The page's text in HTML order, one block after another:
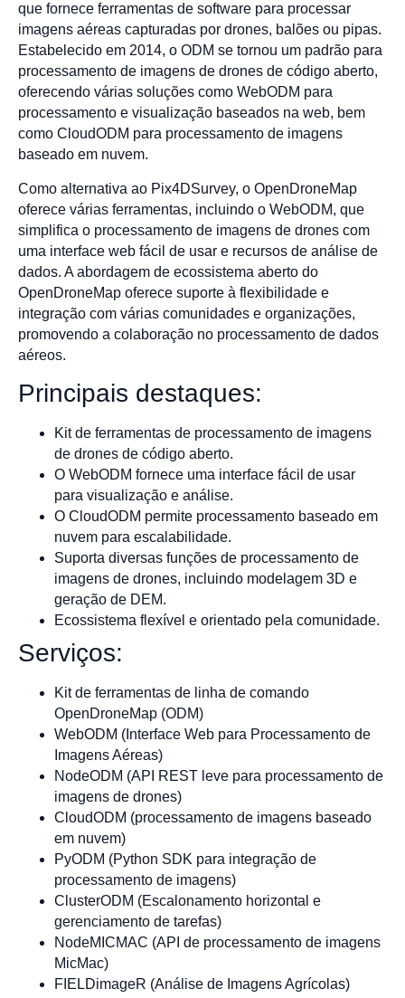
que fornece ferramentas de software para processar
imagens aéreas capturadas por drones, balões ou pipas.
Estabelecido em 2014, o ODM se tornou um padrão para
processamento de imagens de drones de código aberto,
oferecendo várias soluções como WebODM para
processamento e visualização baseados na web, bem
como CloudODM para processamento de imagens
baseado em nuvem.
Como alternativa ao Pix4DSurvey, o OpenDroneMap
oferece várias ferramentas, incluindo o WebODM, que
simplifica o processamento de imagens de drones com
uma interface web fácil de usar e recursos de análise de
dados. A abordagem de ecossistema aberto do
OpenDroneMap oferece suporte à flexibilidade e
integração com várias comunidades e organizações,
promovendo a colaboração no processamento de dados
aéreos.
Principais destaques:
Kit de ferramentas de processamento de imagens
de drones de código aberto.
O WebODM fornece uma interface fácil de usar
para visualização e análise.
O CloudODM permite processamento baseado em
nuvem para escalabilidade.
Suporta diversas funções de processamento de
imagens de drones, incluindo modelagem 3D e
geração de DEM.
Ecossistema flexível e orientado pela comunidade.
Serviços:
Kit de ferramentas de linha de comando
OpenDroneMap (ODM)
WebODM (Interface Web para Processamento de
Imagens Aéreas)
NodeODM (API REST leve para processamento de
imagens de drones)
CloudODM (processamento de imagens baseado
em nuvem)
PyODM (Python SDK para integração de
processamento de imagens)
ClusterODM (Escalonamento horizontal e
gerenciamento de tarefas)
NodeMICMAC (API de processamento de imagens
MicMac)
FIELDimageR (Análise de Imagens Agrícolas)